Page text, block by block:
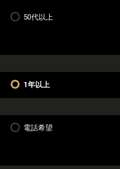
50代以上
1年以上
電話希望